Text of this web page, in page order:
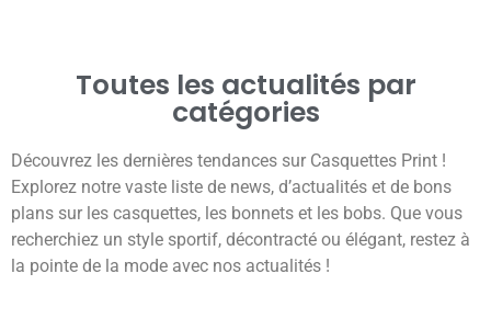
Toutes les actualités par
catégories
Découvrez les dernières tendances sur Casquettes Print !
Explorez notre vaste liste de news, d’actualités et de bons
plans sur les casquettes, les bonnets et les bobs. Que vous
recherchiez un style sportif, décontracté ou élégant, restez à
la pointe de la mode avec nos actualités !